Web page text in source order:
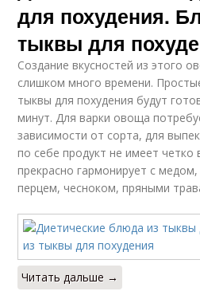
для похудения.
тыквы для
Создание вкусностей из этого
слишком много времени.
тыквы для похудения будут
минут. Для варки овоща
зависимости от сорта, для
по себе продукт не имеет четко
прекрасно гармонирует с
перцем, чесноком, пряными
Читать дальше →